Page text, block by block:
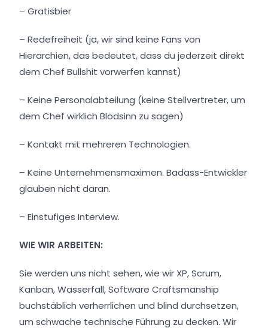
– Gratisbier
– Redefreiheit (ja, wir sind keine Fans von
Hierarchien, das bedeutet, dass du jederzeit direkt
dem Chef Bullshit vorwerfen kannst)
– Keine Personalabteilung (keine Stellvertreter, um
dem Chef wirklich Blödsinn zu sagen)
– Kontakt mit mehreren Technologien.
– Keine Unternehmensmaximen. Badass-Entwickler
glauben nicht daran.
– Einstufiges Interview.
WIE WIR ARBEITEN:
Sie werden uns nicht sehen, wie wir XP, Scrum,
Kanban, Wasserfall, Software Craftsmanship
buchstäblich verherrlichen und blind durchsetzen,
um schwache technische Führung zu decken. Wir